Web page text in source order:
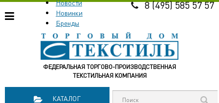
ФЕДЕРАЛЬНАЯ ТОРГОВО-ПРОИЗВОДСТВЕННАЯ
ТЕКСТИЛЬНАЯ КОМПАНИЯ
Новости
Новинки
Бренды
8 (495) 585 57 57
КАТАЛОГ